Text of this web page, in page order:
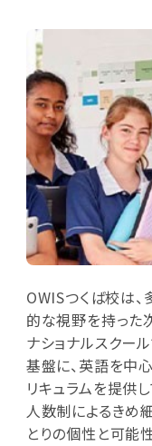
OWISつくば校は
的な視野を持った
ナショナルスクー
基盤に、英語を中
リキュラムを提供
人数制によるきめ
とりの個性と可能